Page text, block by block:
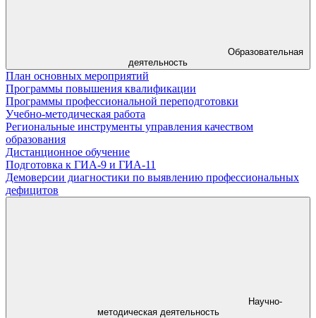
Образовательная
деятельность
План основных мероприятий
Программы повышения квалификации
Программы профессиональной переподготовки
Учебно-методическая работа
Региональные инструменты управления качеством
образования
Дистанционное обучение
Подготовка к ГИА-9 и ГИА-11
Демоверсии диагностики по выявлению профессиональных
дефицитов
Научно-
методическая деятельность